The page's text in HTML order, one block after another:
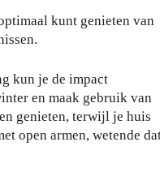
kunt genieten van
kun je de impact
en maak gebruik van
genieten, terwijl je huis
open armen, wetende